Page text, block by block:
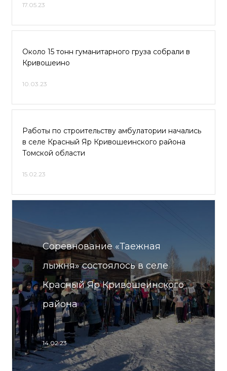
17.05.23
Около 15 тонн гуманитарного груза собрали в
Кривошеино
10.03.23
Работы по строительству амбулатории начались
в селе Красный Яр Кривошеинского района
Томской области
15.02.23
Соревнование «Таежная
лыжня» состоялось в селе
Красный Яр Кривошеинского
района
14.02.23